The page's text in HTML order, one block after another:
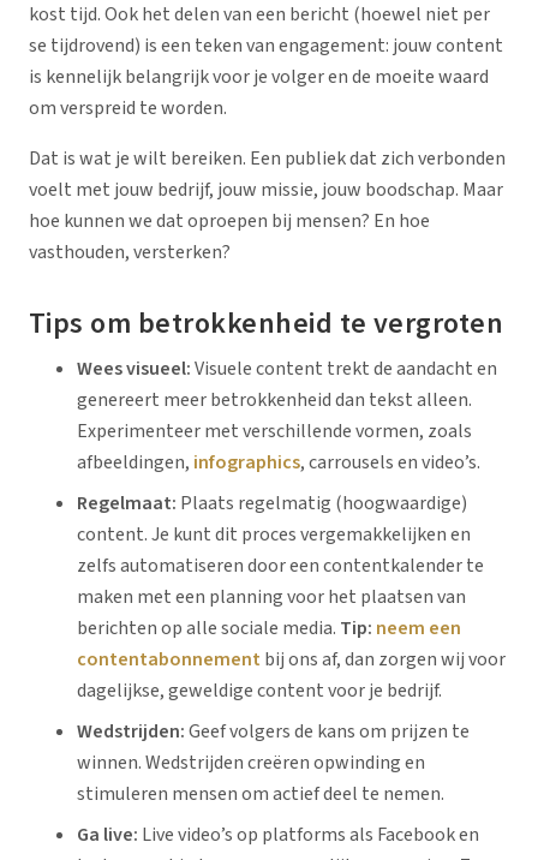
kost tijd. Ook het delen van een bericht (hoewel niet per
se tijdrovend) is een teken van engagement: jouw content
is kennelijk belangrijk voor je volger en de moeite waard
om verspreid te worden.
Dat is wat je wilt bereiken. Een publiek dat zich verbonden
voelt met jouw bedrijf, jouw missie, jouw boodschap. Maar
hoe kunnen we dat oproepen bij mensen? En hoe
vasthouden, versterken?
Tips om betrokkenheid te vergroten
Wees visueel:Visuele content trekt de aandacht en
genereert meer betrokkenheid dan tekst alleen.
Experimenteer met verschillende vormen, zoals
afbeeldingen, infographics, carrousels en video’s.
Regelmaat: Plaats regelmatig (hoogwaardige)
content. Je kunt dit proces vergemakkelijken en
zelfs automatiseren door een contentkalender te
maken met een planning voor het plaatsen van
berichten op alle sociale media. Tip: neem een
contentabonnement bij ons af, dan zorgen wij voor
dagelijkse, geweldige content voor je bedrijf.
Wedstrijden:Geef volgers de kans om prijzen te
winnen. Wedstrijden creëren opwinding en
stimuleren mensen om actief deel te nemen.
Ga live: Live video’s op platforms als Facebook en